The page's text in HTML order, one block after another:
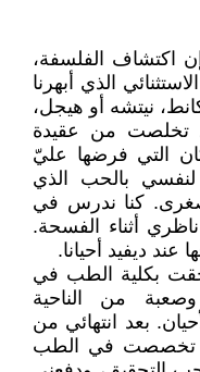
اكتشاف الفلسفة،
الذي أبهرنا
نيتشه أو هيجل،
تخلصت من عقيدة
التي فرضها عليّ
بالحب الذي
كنا ندرس في
أثناء الفسحة.
ديفيد أحيانا.
بكلية الطب في
من الناحية
بعد انتهائي من
تخصصت في الطب